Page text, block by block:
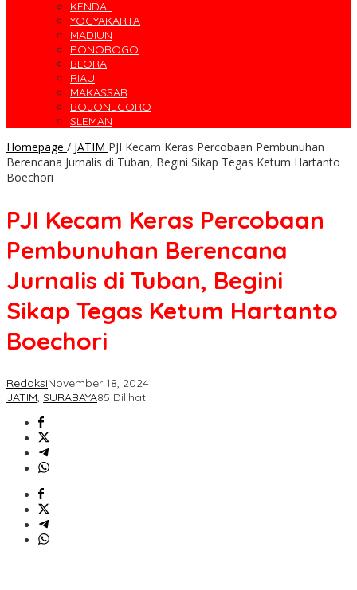
KENDAL
YOGYAKARTA
MADIUN
PONOROGO
BLORA
RIAU
MAKASSAR
BOJONEGORO
SLEMAN
Homepage / JATIM PJI Kecam Keras Percobaan Pembunuhan
Berencana Jurnalis di Tuban, Begini Sikap Tegas Ketum Hartanto
Boechori
PJI Kecam Keras Percobaan
Pembunuhan Berencana
Jurnalis di Tuban, Begini
Sikap Tegas Ketum Hartanto
Boechori
RedaksiNovember 18, 2024
JATIM, SURABAYA85 Dilihat